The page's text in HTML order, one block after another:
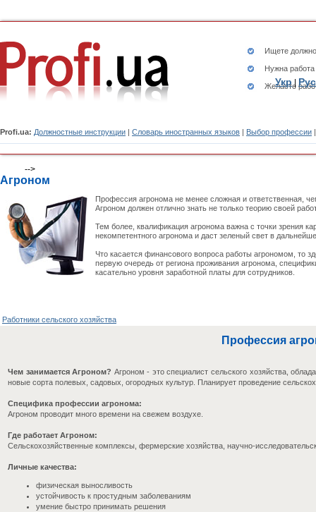
Ищете
Нужна
Желаете
Profi.ua: Должностные инструкции | Словарь иностранных языков | Выбор профессии
Укр| Рус
-->
Агроном
Профессия агронома не менее сложная и ответственная,
Агроном должен отлично знать не только теорию своей
Тем более, квалификация агронома важна с точки зрения
некомпетентного агронома и даст зеленый свет в
Что касается финансового вопроса работы агрономом, то
первую очередь от региона проживания агронома,
касательно уровня заработной платы для сотрудников.
Работники сельского хозяйства
Профессия
Чем занимается Агроном? Агроном - это специалист сельского хозяйства,
новые сорта полевых, садовых, огородных культур. Планирует проведение
Специфика профессии агронома:
Агроном проводит много времени на свежем воздухе.
Где работает Агроном:
Сельскохозяйственные комплексы, фермерские хозяйства, научно-
Личные качества:
физическая выносливость
устойчивость к простудным заболеваниям
умение быстро принимать решения